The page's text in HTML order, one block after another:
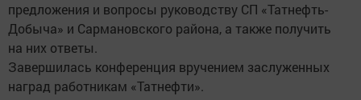
предложения и вопросы руководству СП «Татнефть-
Добыча» и Сармановского района, а также получить
на них ответы.
Завершилась конференция вручением заслуженных
наград работникам «Татнефти».